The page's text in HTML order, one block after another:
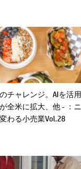
チャレンジ。AIを活用
全米に拡大、他 - ：ニ
わる小売業Vol.28